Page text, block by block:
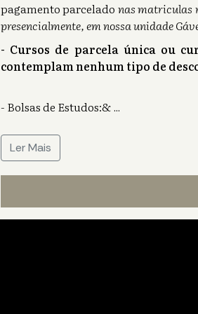
pagamento parcelado nas matriculas
presencialmente, em nossa unidade
- Cursos de parcela única ou
contemplam nenhum tipo de
- Bolsas de Estudos:&...
Ler Mais